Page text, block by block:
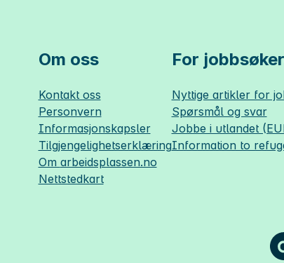
Om oss
Kontakt oss
Personvern
Informasjonskapsler
Tilgjengelighetserklæring
Om arbeidsplassen.no
Nettstedkart
For
Nyttige artikler for
Spørsmål og svar
Jobbe i utlandet
Information to